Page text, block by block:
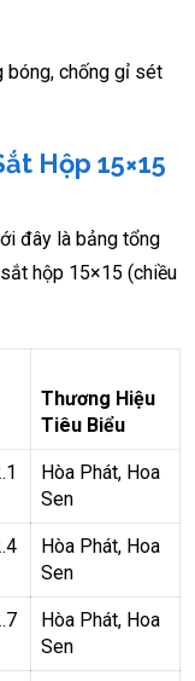
bóng, chống gỉ sét
Hộp 15×15
đây là bảng tổng
hộp 15×15 (chiều
Thương Hiệu
Tiêu Biểu
Hòa Phát, Hoa
Sen
Hòa Phát, Hoa
Sen
Hòa Phát, Hoa
Sen